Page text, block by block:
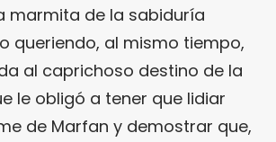
marmita de la sabiduría
queriendo, al mismo tiempo,
al caprichoso destino de la
le obligó a tener que lidiar
de Marfan y demostrar que,